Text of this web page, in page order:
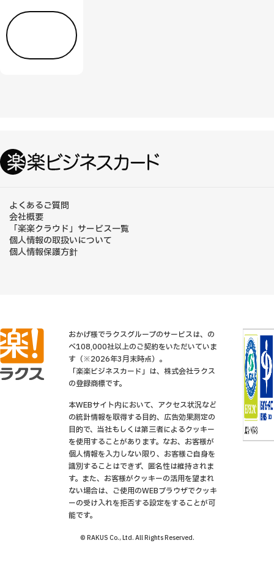
よくあるご質問
会社概要
「楽楽クラウド」サービス一覧
個人情報の取扱いについて
個人情報保護方針
おかげ様でラクスグループのサービスは、の
べ108,000社以上のご契約をいただいていま
す（※2026年3月末時点）。
「楽楽ビジネスカード」は、株式会社ラクス
の登録商標です。
本WEBサイト内において、アクセス状況など
の統計情報を取得する目的、広告効果測定の
目的で、当社もしくは第三者によるクッキー
を使用することがあります。なお、お客様が
個人情報を入力しない限り、お客様ご自身を
識別することはできず、匿名性は維持されま
す。また、お客様がクッキーの活用を望まれ
ない場合は、ご使用のWEBブラウザでクッキ
ーの受け入れを拒否する設定をすることが可
能です。
© RAKUS Co., Ltd. All Rights Reserved.